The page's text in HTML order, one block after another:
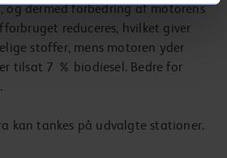
og dermed forbedring af motorens
reduceres, hvilket giver
stoffer, mens motoren yder
tilsat 7 % biodiesel. Bedre for
kan tankes på udvalgte stationer.